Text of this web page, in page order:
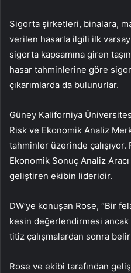
Sigorta şirketleri, binalara,
verilen hasarla ilgili ilk
sigorta kapsamına giren
hasar tahminlerine göre
çıkarımlarda da bulunurlar.
Güney Kaliforniya
Risk ve Ekonomik Analiz
tahminler üzerinde çalışıyor.
Ekonomik Sonuç Analiz Aracı
geliştiren ekibin lideridir.
DW’ye konuşan Rose, “Bir
kesin değerlendirmesi ancak
titiz çalışmalardan sonra
Rose ve ekibi tarafından